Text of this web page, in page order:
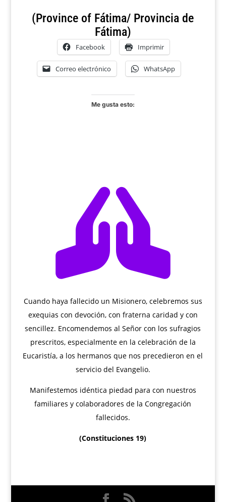
(Province of Fátima/ Provincia de
Fátima)
Facebook Imprimir
Correo electrónico WhatsApp
Me gusta esto:

Cuando haya fallecido un Misionero, celebremos sus
exequias con devoción, con fraterna caridad y con
sencillez. Encomendemos al Señor con los sufragios
prescritos, especialmente en la celebración de la
Eucaristía, a los hermanos que nos precedieron en el
servicio del Evangelio.
Manifestemos idéntica piedad para con nuestros
familiares y colaboradores de la Congregación
fallecidos.
(Constituciones 19)